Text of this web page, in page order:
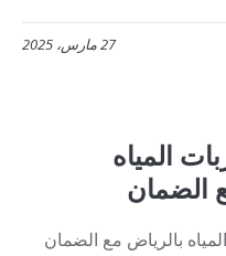
27 مارس، 2025
المياه
الضمان
بالرياض مع الضمان